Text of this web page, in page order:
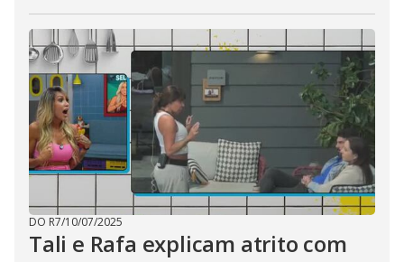
DO R7/10/07/2025
Tali e Rafa explicam atrito com